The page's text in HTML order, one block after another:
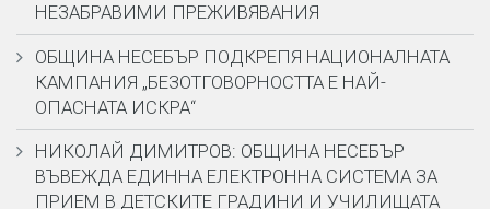
НЕЗАБРАВИМИ ПРЕЖИВЯВАНИЯ
ОБЩИНА НЕСЕБЪР ПОДКРЕПЯ НАЦИОНАЛНАТА
КАМПАНИЯ „БЕЗОТГОВОРНОСТТА Е НАЙ-
ОПАСНАТА ИСКРА“
НИКОЛАЙ ДИМИТРОВ: ОБЩИНА НЕСЕБЪР
ВЪВЕЖДА ЕДИННА ЕЛЕКТРОННА СИСТЕМА ЗА
ПРИЕМ В ДЕТСКИТЕ ГРАДИНИ И УЧИЛИЩАТА